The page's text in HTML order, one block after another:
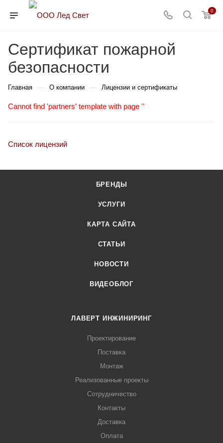
0
Сертификат пожарной
безопасности
Главная — О компании — Лицензии и сертификаты
Cannot find 'partners' template with page ''
Список лицензий
БРЕНДЫ
УСЛУГИ
КАРТА САЙТА
СТАТЬИ
НОВОСТИ
ВИДЕОБЛОГ
ЛАВЕРТ ИНЖИНИРИНГ
Проектирование
Поставка
Монтаж
Реализованные проекты
Сотрудничество
Контакты
Доставка
Оплата